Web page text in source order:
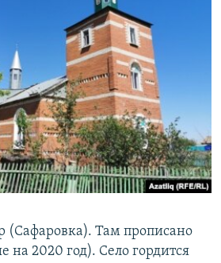
(Сафаровка). Там прописано
на 2020 год). Село гордится